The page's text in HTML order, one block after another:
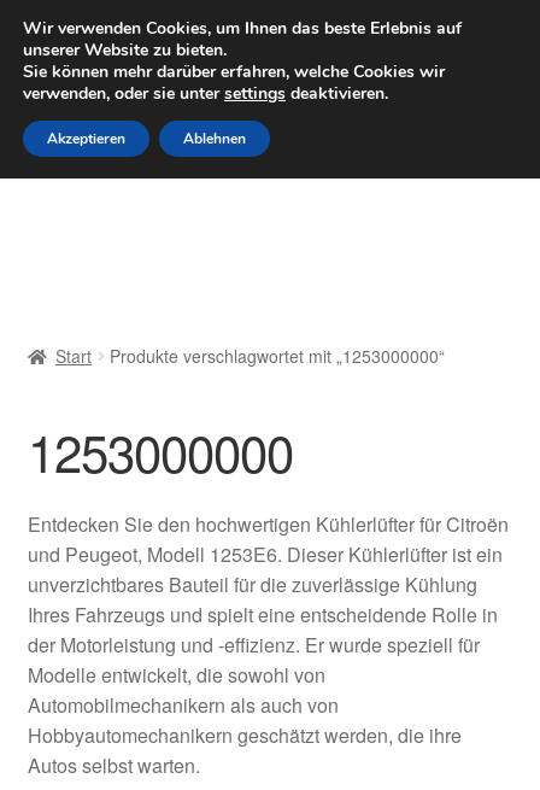
LIEFERUNG ab 6 EUR
Mo–Fr 9–16 Uhr · 0175 7465658
Zur
Navigation
springen
Zum
Inhalt
springen
Datenschutz-Bestimmungen
Impressum
Kasse
Kontakt
Lieferung
Mein Konto
Start Produkte verschlagwortet mit „1253000000“
1253000000
Entdecken Sie den hochwertigen Kühlerlüfter für Citroën
und Peugeot, Modell 1253E6. Dieser Kühlerlüfter ist ein
unverzichtbares Bauteil für die zuverlässige Kühlung
Ihres Fahrzeugs und spielt eine entscheidende Rolle in
der Motorleistung und -effizienz. Er wurde speziell für
Modelle entwickelt, die sowohl von
Automobilmechanikern als auch von
Hobbyautomechanikern geschätzt werden, die ihre
Autos selbst warten.
Wir verwenden Cookies, um Ihnen das beste Erlebnis auf
unserer Website zu bieten.
Sie können mehr darüber erfahren, welche Cookies wir
verwenden, oder sie untersettings deaktivieren.
Akzeptieren Ablehnen